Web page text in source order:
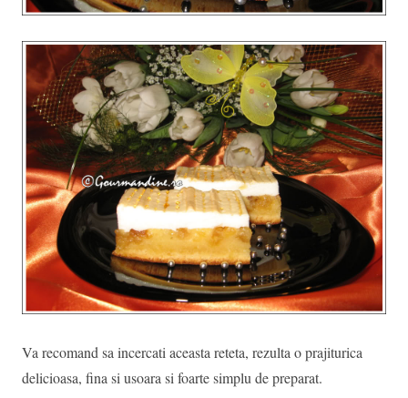
Va recomand sa incercati aceasta reteta, rezulta o prajiturica
delicioasa, fina si usoara si foarte simplu de preparat.